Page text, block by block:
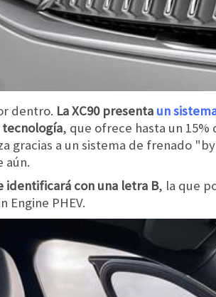
dentro. La XC90 presenta un
, que ofrece hasta un 15%
gracias a un sistema de frenado
aún.
identificará con una letra B, la que
Engine PHEV.